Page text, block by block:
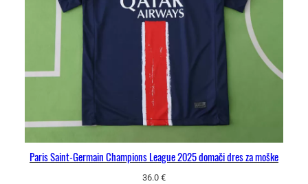
Paris Saint-Germain Champions League 2025 domači dres za moške
36.0 €